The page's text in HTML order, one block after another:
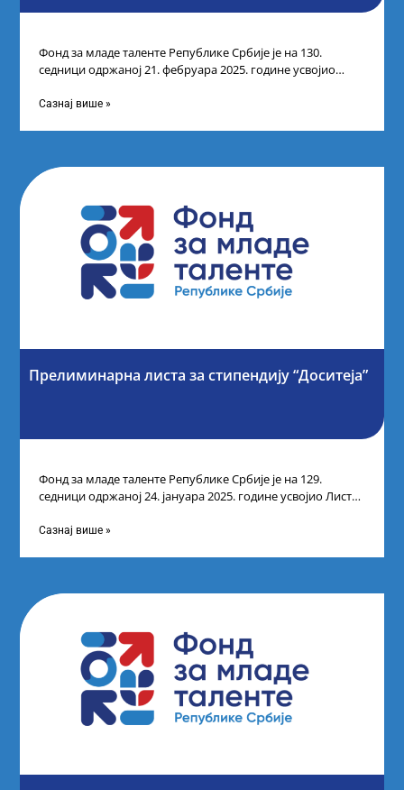
Фонд за младе таленте Републике Србије је на 130.
седници одржаној 21. фебруара 2025. године усвојио
Сазнај више »
Прелиминарна листа за стипендију “Доситеја”
Фонд за младе таленте Републике Србије је на 129.
седници одржаној 24. јануара 2025. године усвојио Листу
Сазнај више »